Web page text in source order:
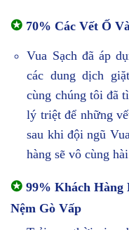
✪ 70% Các Vết Ố
Vua Sạch đã áp
các dung dịch
cùng chúng tôi đã
lý triệt để những
sau khi đội ngũ
hàng sẽ vô cùng
✪ 99% Khách Hàng
Nệm Gò Vấp